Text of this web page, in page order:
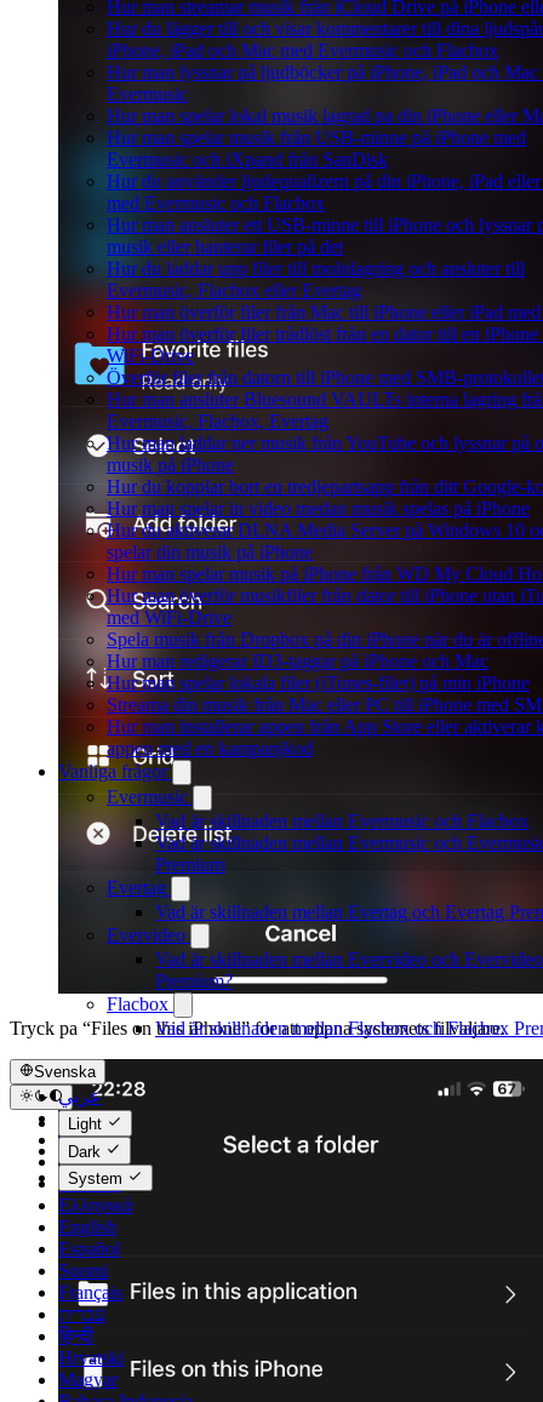
Hur man streamar musik från iCloud Drive på iPhone
Hur du lägger till och visar kommentarer till dina
iPhone, iPad och Mac med Evermusic och Flacbox
Hur man lyssnar på ljudböcker på iPhone, iPad och Mac
Evermusic
Hur man spelar lokal musik lagrad pa din iPhone eller
Hur man spelar musik från USB-minne på iPhone med
Evermusic och iXpand från SanDisk
Hur du använder ljudequalizern på din iPhone, iPad
med Evermusic och Flacbox
Hur man ansluter ett USB-minne till iPhone och lyssnar
musik eller hanterar filer på det
Hur du laddar upp filer till molnlagring och ansluter till
Evermusic, Flacbox eller Evertag
Hur man överför filer från Mac till iPhone eller iPad
Hur man överför filer trådlöst från en dator till en iPhone
WiFi-Drive
Överför filer från datorn till iPhone med SMB-
Hur man ansluter Bluesound VAULTs interna lagring
Evermusic, Flacbox, Evertag
Hur man laddar ner musik från YouTube och lyssnar på
musik på iPhone
Hur du kopplar bort en tredjepartsapp från ditt Google-
Hur man spelar in video medan musik spelas på iPhone
Hur du aktiverar DLNA Media Server på Windows 10
spelar din musik på iPhone
Hur man spelar musik på iPhone från WD My Cloud
Hur man överför musikfiler från dator till iPhone utan
med WiFi-Drive
Spela musik från Dropbox på din iPhone när du är
Hur man redigerar ID3-taggar på iPhone och Mac
Hur man spelar lokala filer (iTunes-filer) på min iPhone
Streama din musik från Mac eller PC till iPhone med
Hur man installerar appen från App Store eller aktiverar
appen med en kampanjkod
Vanliga frågor
Evermusic
Vad är skillnaden mellan Evermusic och Flacbox
Vad är skillnaden mellan Evermusic och
Premium
Evertag
Vad är skillnaden mellan Evertag och Evertag
Evervideo
Vad är skillnaden mellan Evervideo och Evervideo
Premium?
Flacbox
Vad är skillnaden mellan Flacbox och Flacbox
Svenska
عربي
Català
Čeština
Dansk
Deutsch
Ελληνικά
English
Español
Suomi
Français
עברית
हिन्दी
Hrvatski
Magyar
Light
Dark
System
Tryck pa “Files on this iPhone” for att oppna systemets filvaljare.